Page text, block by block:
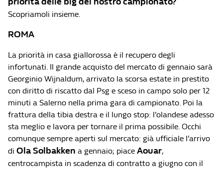
Scopriamoli insieme.
ROMA
La priorità in casa giallorossa è il recupero degli
infortunati. Il grande acquisto del mercato di gennaio sarà
Georginio Wijnaldum, arrivato la scorsa estate in prestito
con diritto di riscatto dal Psg e sceso in campo solo per 12
minuti a Salerno nella prima gara di campionato. Poi la
frattura della tibia destra e il lungo stop: l’olandese adesso
sta meglio e lavora per tornare il prima possibile. Occhi
comunque sempre aperti sul mercato: già ufficiale l’arrivo
di Ola Solbakken a gennaio; piace Aouar,
centrocampista in scadenza di contratto a giugno con il